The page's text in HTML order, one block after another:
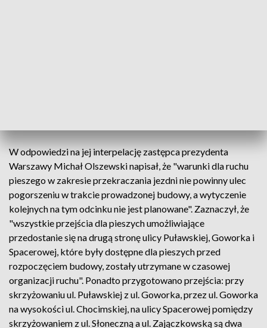
W odpowiedzi na jej interpelację zastępca prezydenta
Warszawy Michał Olszewski napisał, że "warunki dla ruchu
pieszego w zakresie przekraczania jezdni nie powinny ulec
pogorszeniu w trakcie prowadzonej budowy, a wytyczenie
kolejnych na tym odcinku nie jest planowane". Zaznaczył, że
"wszystkie przejścia dla pieszych umożliwiające
przedostanie się na drugą stronę ulicy Puławskiej, Goworka i
Spacerowej, które były dostępne dla pieszych przed
rozpoczęciem budowy, zostały utrzymane w czasowej
organizacji ruchu". Ponadto przygotowano przejścia: przy
skrzyżowaniu ul. Puławskiej z ul. Goworka, przez ul. Goworka
na wysokości ul. Chocimskiej, na ulicy Spacerowej pomiędzy
skrzyżowaniem z ul. Słoneczną a ul. Zajączkowską są dwa